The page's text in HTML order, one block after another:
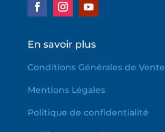
En savoir plus
Conditions Générales de Vente
Mentions Légales
Politique de confidentialité